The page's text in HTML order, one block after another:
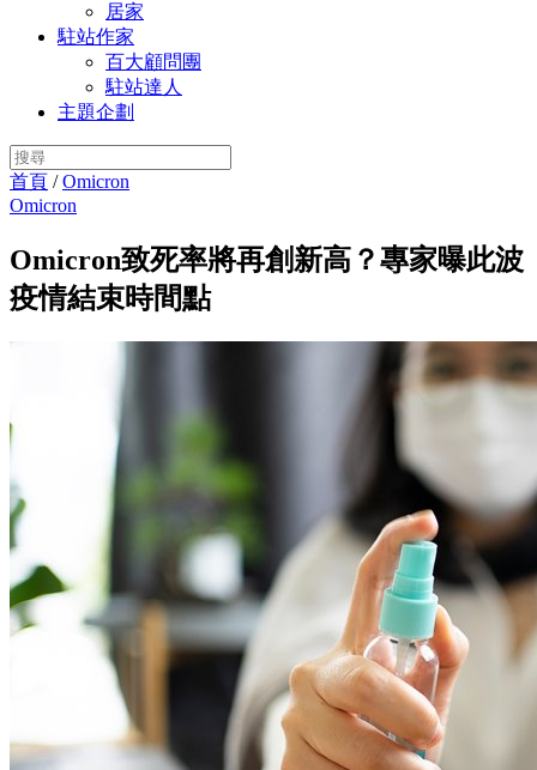
居家
駐站作家
百大顧問團
駐站達人
主題企劃
首頁 /Omicron
Omicron
Omicron致死率將再創新高？專家曝此波
疫情結束時間點